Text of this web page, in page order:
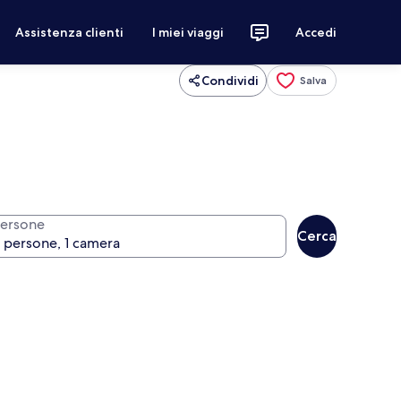
Assistenza clienti I miei viaggi Accedi
Condividi Salva
Cerca